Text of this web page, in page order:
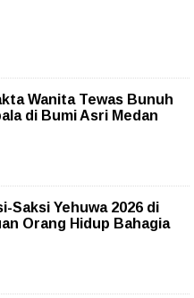
Wanita Tewas Bunuh
di Bumi Asri Medan
Saksi Yehuwa 2026 di
Orang Hidup Bahagia